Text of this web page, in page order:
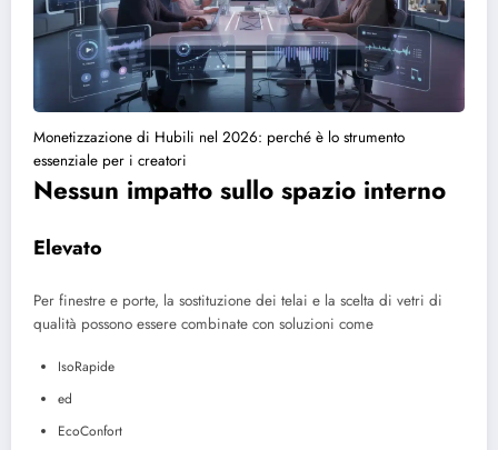
Monetizzazione di Hubili nel 2026: perché è lo strumento
essenziale per i creatori
Nessun impatto sullo spazio interno
Elevato
Per finestre e porte, la sostituzione dei telai e la scelta di vetri di
qualità possono essere combinate con soluzioni come
IsoRapide
ed
EcoConfort